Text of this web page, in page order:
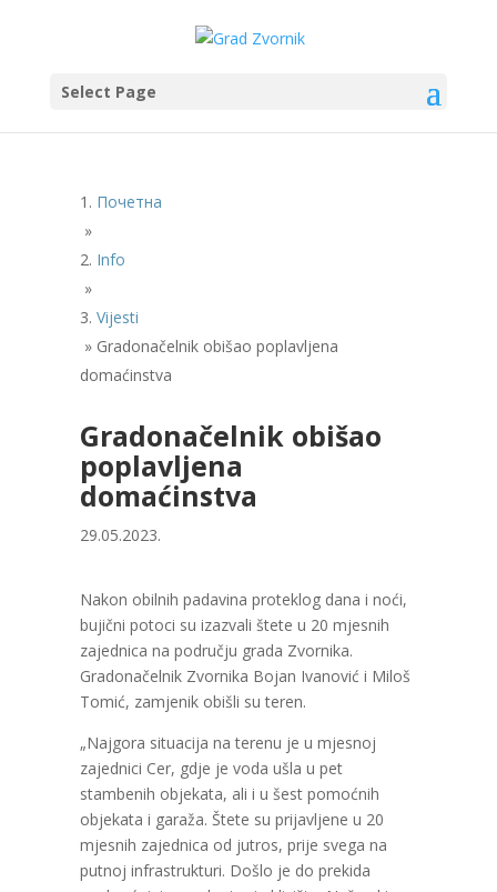
Select Page
Почетна
»
Info
»
Vijesti
» Gradonačelnik obišao poplavljena
domaćinstva
Gradonačelnik obišao
poplavljena
domaćinstva
29.05.2023.
Nakon obilnih padavina proteklog dana i noći,
bujični potoci su izazvali štete u 20 mjesnih
zajednica na području grada Zvornika.
Gradonačelnik Zvornika Bojan Ivanović i Miloš
Tomić, zamjenik obišli su teren.
„Najgora situacija na terenu je u mjesnoj
zajednici Cer, gdje je voda ušla u pet
stambenih objekata, ali i u šest pomoćnih
objekata i garaža. Štete su prijavljene u 20
mjesnih zajednica od jutros, prije svega na
putnoj infrastrukturi. Došlo je do prekida